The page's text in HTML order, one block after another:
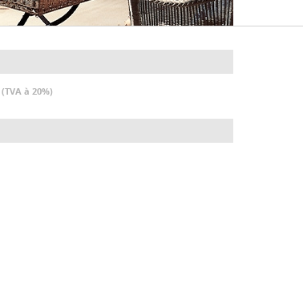
(TVA à 20%)